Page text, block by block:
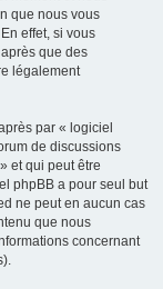
que nous vous
effet, si vous
que des
légalement
par « logiciel
de discussions
» et qui peut être
phpBB a pour seul but
ne peut en aucun cas
que nous
concernant